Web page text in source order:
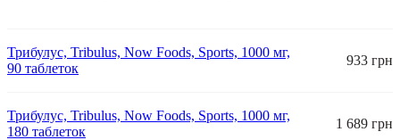
Трибулус, Tribulus, Now Foods, Sports, 1000 мг,
90 таблеток
933 грн
Трибулус, Tribulus, Now Foods, Sports, 1000 мг,
180 таблеток
1 689 грн